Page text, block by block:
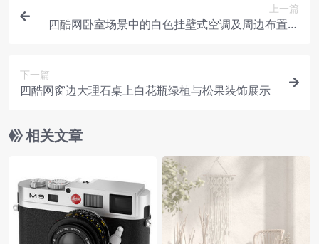
上一篇
四酷网卧室场景中的白色挂壁式空调及周边布置展
下一篇
四酷网窗边大理石桌上白花瓶绿植与松果装饰展示
相关文章